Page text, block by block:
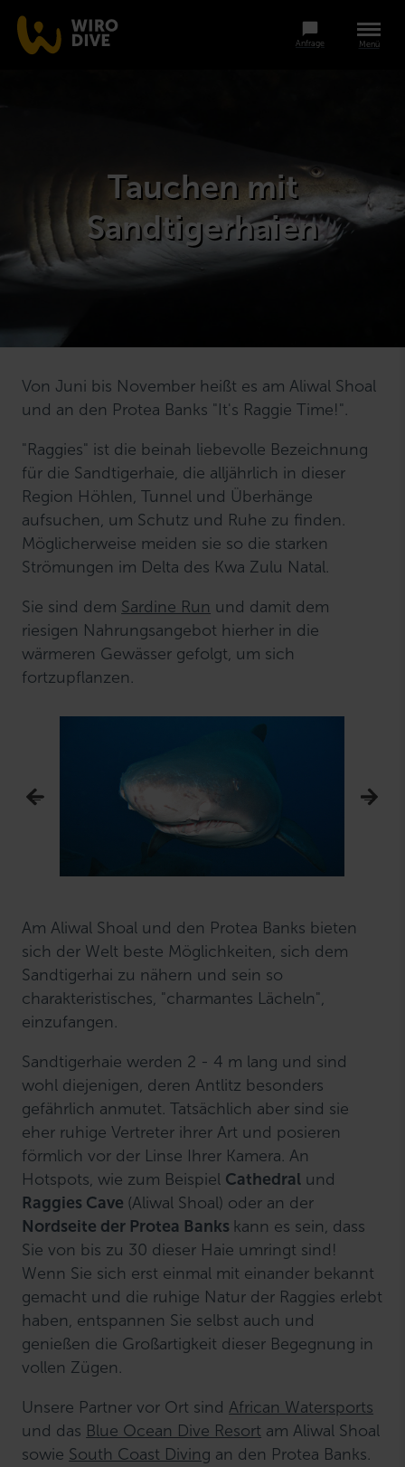
Menü
Anfrage
Tauchen mit
Sandtigerhaien
Von Juni bis November heißt es am Aliwal Shoal
und an den Protea Banks "It's Raggie Time!".
"Raggies" ist die beinah liebevolle Bezeichnung
für die Sandtigerhaie, die alljährlich in dieser
Region Höhlen, Tunnel und Überhänge
aufsuchen, um Schutz und Ruhe zu finden.
Möglicherweise meiden sie so die starken
Strömungen im Delta des Kwa Zulu Natal.
Sie sind dem Sardine Run und damit dem
riesigen Nahrungsangebot hierher in die
wärmeren Gewässer gefolgt, um sich
fortzupflanzen.
Am Aliwal Shoal und den Protea Banks bieten
sich der Welt beste Möglichkeiten, sich dem
Sandtigerhai zu nähern und sein so
charakteristisches, "charmantes Lächeln",
einzufangen.
Sandtigerhaie werden 2 - 4 m lang und sind
wohl diejenigen, deren Antlitz besonders
gefährlich anmutet. Tatsächlich aber sind sie
eher ruhige Vertreter ihrer Art und posieren
förmlich vor der Linse Ihrer Kamera. An
Hotspots, wie zum Beispiel Cathedral und
Raggies Cave (Aliwal Shoal) oder an der
Nordseite der Protea Banks kann es sein, dass
Sie von bis zu 30 dieser Haie umringt sind!
Wenn Sie sich erst einmal mit einander bekannt
gemacht und die ruhige Natur der Raggies erlebt
haben, entspannen Sie selbst auch und
genießen die Großartigkeit dieser Begegnung in
vollen Zügen.
Unsere Partner vor Ort sindAfrican Watersports
und das Blue Ocean Dive Resort am Aliwal Shoal
sowie South Coast Diving an den Protea Banks.